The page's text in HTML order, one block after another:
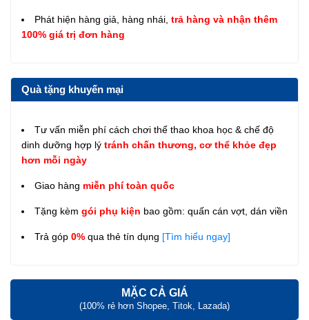
Phát hiện hàng giả, hàng nhái, trả hàng và nhận thêm
100% giá trị đơn hàng
Quà tặng khuyến mại
Tư vấn miễn phí cách chơi thể thao khoa học & chế độ
dinh dưỡng hợp lý tránh chấn thương, cơ thể khỏe đẹp
hơn mỗi ngày
Giao hàng miễn phí toàn quốc
Tặng kèm gói phụ kiện bao gồm: quấn cán vợt, dán viền
Trả góp 0% qua thẻ tín dụng [Tìm hiểu ngay]
MẶC CẢ GIÁ
(100% rẻ hơn Shopee, Titok, Lazada)